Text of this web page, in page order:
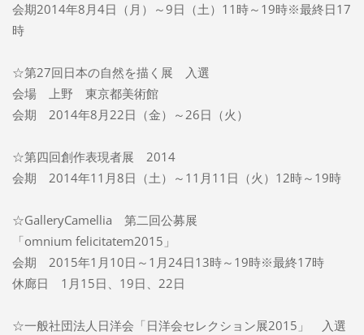
会期2014年8月4日（月）～9日（土）11時～19時※最終日17
時
☆第27回日本の自然を描く展 入選
会場 上野 東京都美術館
会期 2014年8月22日（金）～26日（火）
☆第四回創作表現者展 2014
会期 2014年11月8日（土）～11月11日（火）12時～19時
☆GalleryCamellia 第二回公募展
「omnium felicitatem2015」
会期 2015年1月10日～1月24日13時～19時※最終17時
休廊日 1月15日、19日、22日
☆一般社団法人日洋会「日洋会セレクション展2015」 入選